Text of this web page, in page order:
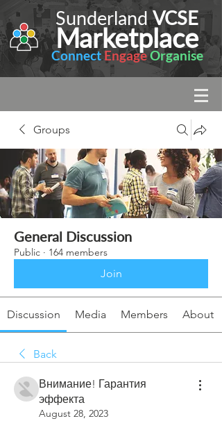
Marketplace
SunderlandVCSE
ConnectEngageOrganise
Groups
General Discussion
Public · 164 members
Join
Discussion Media Members About
Back
Внимание! Гарантия
эффекта
August 28, 2023